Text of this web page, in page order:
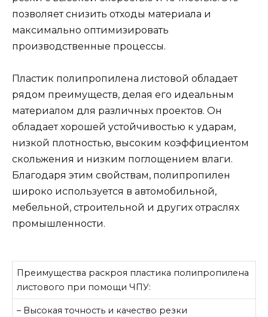
позволяет снизить отходы материала и
максимально оптимизировать
производственные процессы.
Пластик полипропилена листовой обладает
рядом преимуществ, делая его идеальным
материалом для различных проектов. Он
обладает хорошей устойчивостью к ударам,
низкой плотностью, высоким коэффициентом
скольжения и низким поглощением влаги.
Благодаря этим свойствам, полипропилен
широко используется в автомобильной,
мебельной, строительной и других отраслях
промышленности.
Преимущества раскроя пластика полипропилена
листового при помощи ЧПУ:
– Высокая точность и качество резки